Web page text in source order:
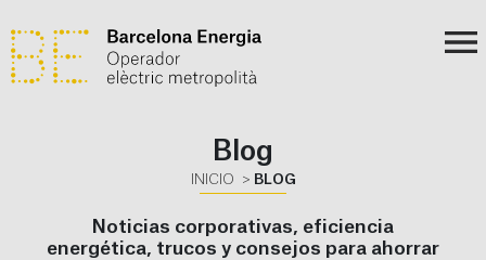
Blog
INICIO BLOG
Noticias corporativas, eficiencia
energética, trucos y consejos para ahorrar